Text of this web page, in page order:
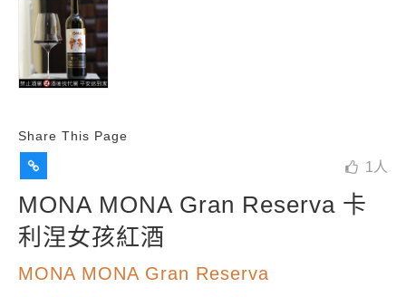
Share This Page
1 人
MONA MONA Gran Reserva 卡
利涅女孩紅酒
MONA MONA Gran Reserva